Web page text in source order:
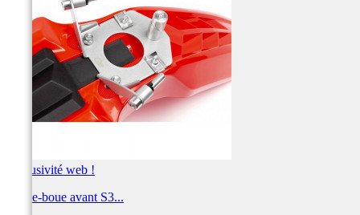
Exclusivité web !
Garde-boue avant S3...